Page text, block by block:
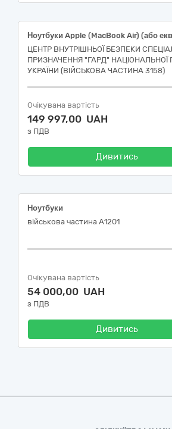
Ноутбуки Apple (MacBook Air) (або
ЦЕНТР ВНУТРІШНЬОЇ БЕЗПЕКИ
ПРИЗНАЧЕННЯ "ГАРД" НАЦІОНАЛЬНОЇ
УКРАЇНИ (ВІЙСЬКОВА ЧАСТИНА 3158)
Очікувана вартість
149 997,00 UAH
з ПДВ
Дивитись
Ноутбуки
військова частина А1201
Очікувана вартість
54 000,00 UAH
з ПДВ
Дивитись